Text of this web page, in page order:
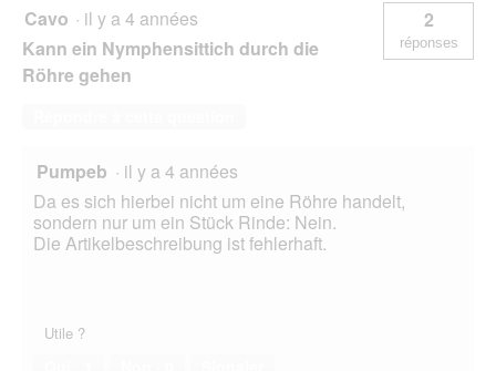
Cavo · il y a 4 années
Kann ein Nymphensittich durch die
Röhre gehen
2
réponses
Pumpeb · il y a 4 années
Da es sich hierbei nicht um eine Röhre handelt,
sondern nur um ein Stück Rinde: Nein.
Die Artikelbeschreibung ist fehlerhaft.
Utile ?